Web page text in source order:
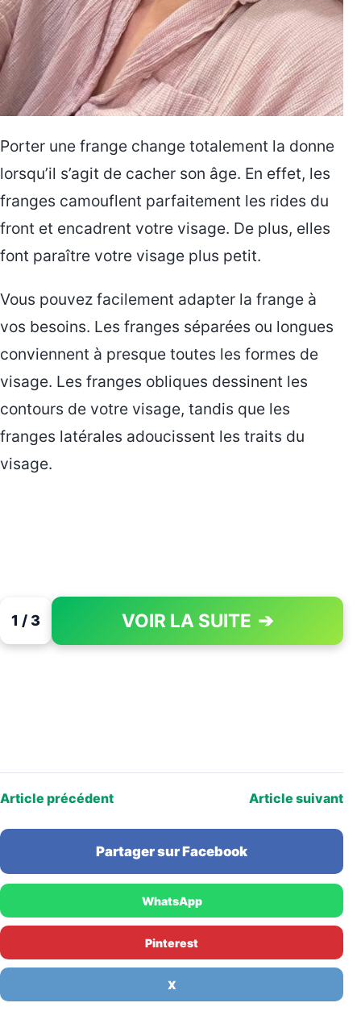
Porter une frange change totalement la donne
lorsqu’il s’agit de cacher son âge. En effet, les
franges camouflent parfaitement les rides du
front et encadrent votre visage. De plus, elles
font paraître votre visage plus petit.
Vous pouvez facilement adapter la frange à
vos besoins. Les franges séparées ou longues
conviennent à presque toutes les formes de
visage. Les franges obliques dessinent les
contours de votre visage, tandis que les
franges latérales adoucissent les traits du
visage.
1 / 3 VOIR LA SUITE ➔
PAGE 1 OF 3
Article précédent Article suivant
Partager sur Facebook
WhatsApp
Pinterest
X